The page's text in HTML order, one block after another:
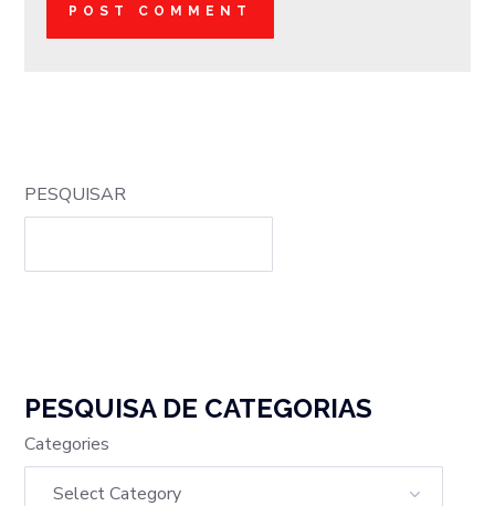
PESQUISAR
PESQUISA DE CATEGORIAS
Categories